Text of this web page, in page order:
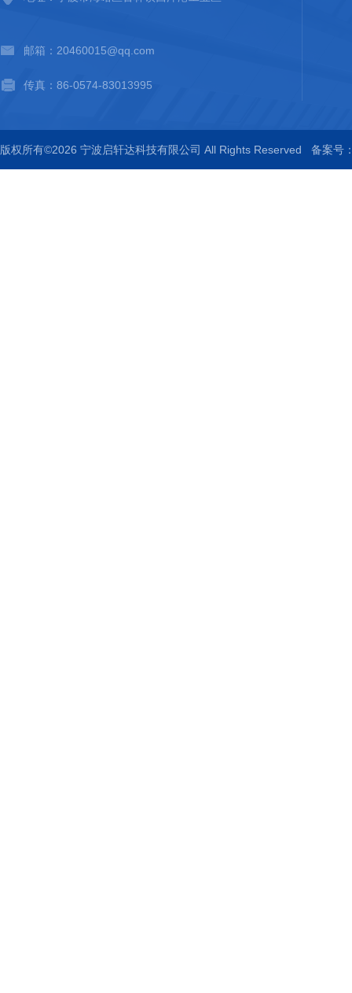
邮箱：20460015@qq.com
传真：86-0574-83013995
版权所有©2026 宁波启轩达科技有限公司 All Rights Reserved 备案号